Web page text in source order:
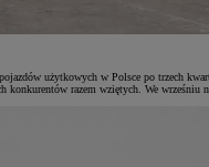
użytkowych w Polsce po trzech
razem wziętych. We wrześniu